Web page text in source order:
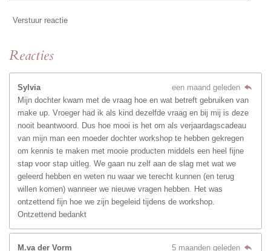
Verstuur reactie
Reacties
Sylvia
een maand geleden
Mijn dochter kwam met de vraag hoe en wat betreft gebruiken van
make up. Vroeger had ik als kind dezelfde vraag en bij mij is deze
nooit beantwoord. Dus hoe mooi is het om als verjaardagscadeau
van mijn man een moeder dochter workshop te hebben gekregen
om kennis te maken met mooie producten middels een heel fijne
stap voor stap uitleg. We gaan nu zelf aan de slag met wat we
geleerd hebben en weten nu waar we terecht kunnen (en terug
willen komen) wanneer we nieuwe vragen hebben. Het was
ontzettend fijn hoe we zijn begeleid tijdens de workshop.
Ontzettend bedankt
M.va der Vorm
5 maanden geleden